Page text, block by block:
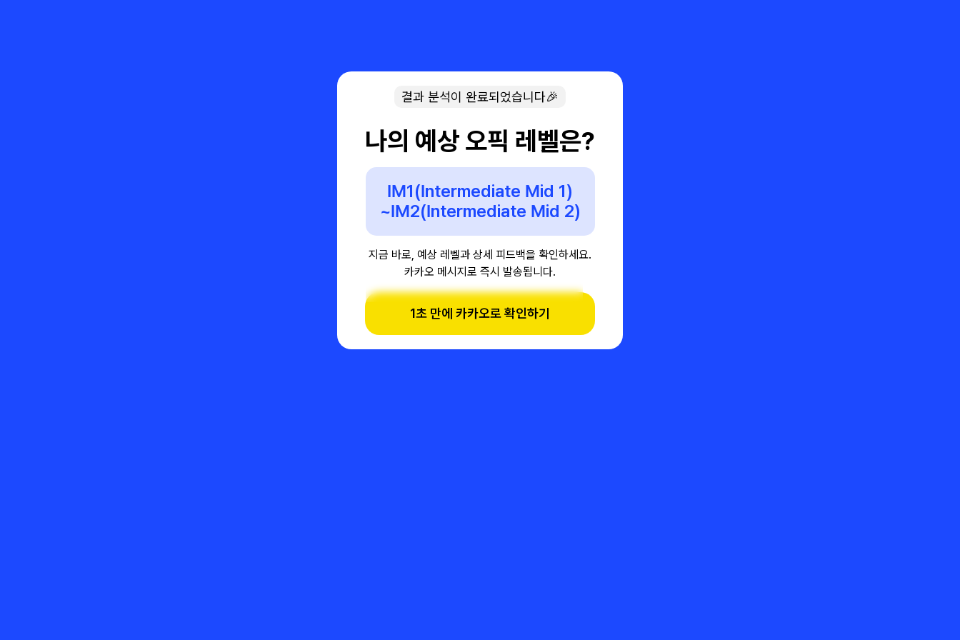
결과 분석이 완료되었습니다🎉
나의 예상 오픽 레벨은?
IM1(Intermediate Mid 1)
~IM2(Intermediate Mid 2)
지금 바로, 예상 레벨과 상세 피드백을 확인하세요.
카카오 메시지로 즉시 발송됩니다.
1초 만에 카카오로 확인하기